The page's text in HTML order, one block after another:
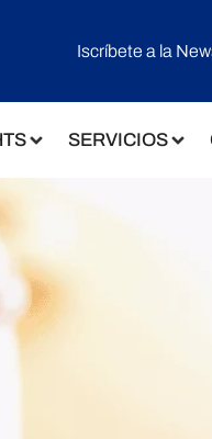
Iscríbete a la
SERVICIOS